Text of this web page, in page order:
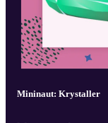
Mininaut: Krystaller